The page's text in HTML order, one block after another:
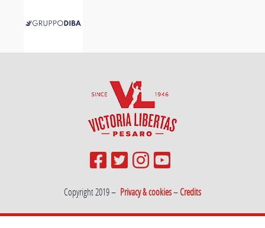
Copyright 2019 – Privacy & cookies–Credits